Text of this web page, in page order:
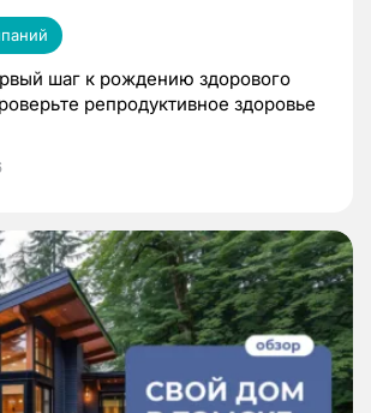
шаг к рождению здорового
репродуктивное здоровье